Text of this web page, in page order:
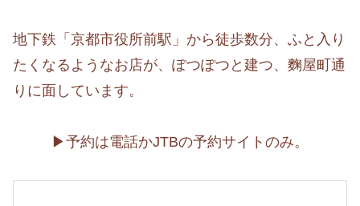
地下鉄「京都市役所前駅」から徒歩数分、ふと入り
たくなるようなお店が、ぽつぽつと建つ、麴屋町通
りに面しています。
▶予約は電話かJTBの予約サイトのみ。